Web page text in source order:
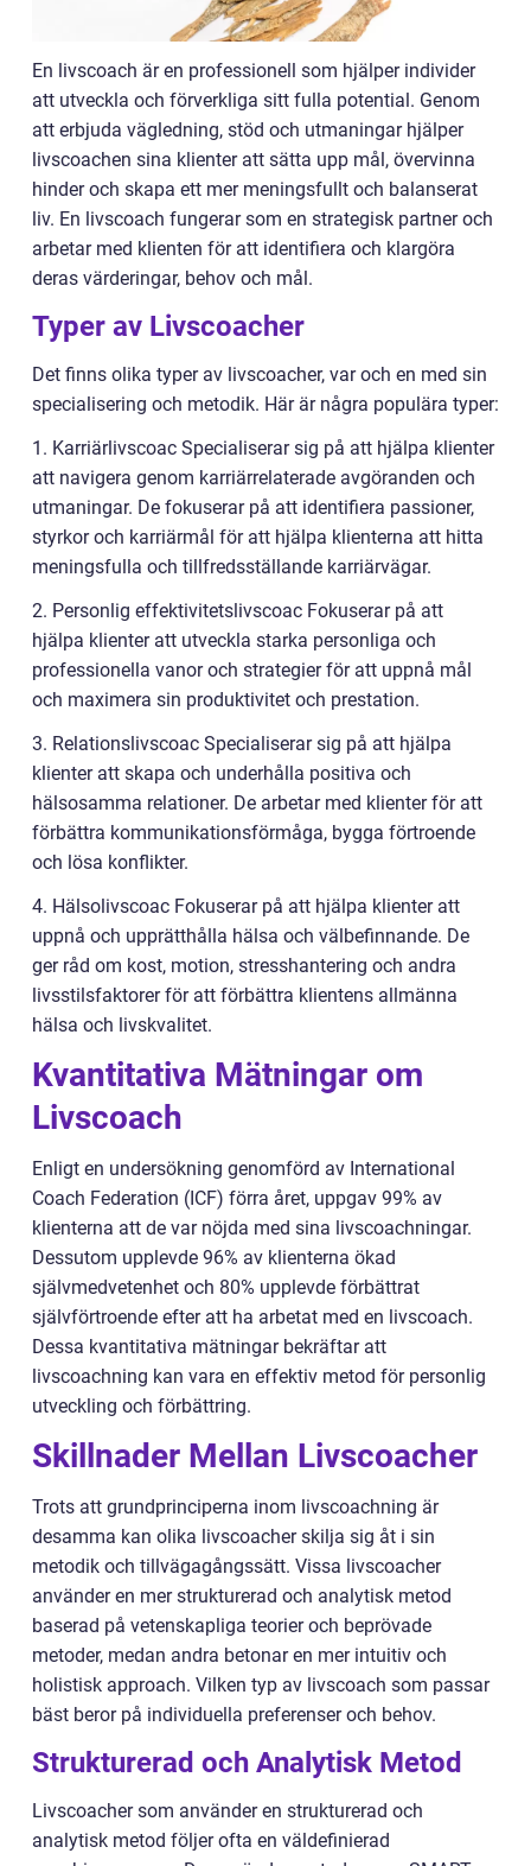
En livscoach är en professionell som hjälper individer
att utveckla och förverkliga sitt fulla potential. Genom
att erbjuda vägledning, stöd och utmaningar hjälper
livscoachen sina klienter att sätta upp mål, övervinna
hinder och skapa ett mer meningsfullt och balanserat
liv. En livscoach fungerar som en strategisk partner och
arbetar med klienten för att identifiera och klargöra
deras värderingar, behov och mål.
Typer av Livscoacher
Det finns olika typer av livscoacher, var och en med sin
specialisering och metodik. Här är några populära typer:
1. Karriärlivscoac Specialiserar sig på att hjälpa klienter
att navigera genom karriärrelaterade avgöranden och
utmaningar. De fokuserar på att identifiera passioner,
styrkor och karriärmål för att hjälpa klienterna att hitta
meningsfulla och tillfredsställande karriärvägar.
2. Personlig effektivitetslivscoac Fokuserar på att
hjälpa klienter att utveckla starka personliga och
professionella vanor och strategier för att uppnå mål
och maximera sin produktivitet och prestation.
3. Relationslivscoac Specialiserar sig på att hjälpa
klienter att skapa och underhålla positiva och
hälsosamma relationer. De arbetar med klienter för att
förbättra kommunikationsförmåga, bygga förtroende
och lösa konflikter.
4. Hälsolivscoac Fokuserar på att hjälpa klienter att
uppnå och upprätthålla hälsa och välbefinnande. De
ger råd om kost, motion, stresshantering och andra
livsstilsfaktorer för att förbättra klientens allmänna
hälsa och livskvalitet.
Kvantitativa Mätningar om
Livscoach
Enligt en undersökning genomförd av International
Coach Federation (ICF) förra året, uppgav 99% av
klienterna att de var nöjda med sina livscoachningar.
Dessutom upplevde 96% av klienterna ökad
självmedvetenhet och 80% upplevde förbättrat
självförtroende efter att ha arbetat med en livscoach.
Dessa kvantitativa mätningar bekräftar att
livscoachning kan vara en effektiv metod för personlig
utveckling och förbättring.
Skillnader Mellan Livscoacher
Trots att grundprinciperna inom livscoachning är
desamma kan olika livscoacher skilja sig åt i sin
metodik och tillvägagångssätt. Vissa livscoacher
använder en mer strukturerad och analytisk metod
baserad på vetenskapliga teorier och beprövade
metoder, medan andra betonar en mer intuitiv och
holistisk approach. Vilken typ av livscoach som passar
bäst beror på individuella preferenser och behov.
Strukturerad och Analytisk Metod
Livscoacher som använder en strukturerad och
analytisk metod följer ofta en väldefinierad